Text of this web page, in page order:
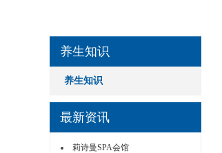
养生知识
养生知识
最新资讯
莉诗曼SPA会馆